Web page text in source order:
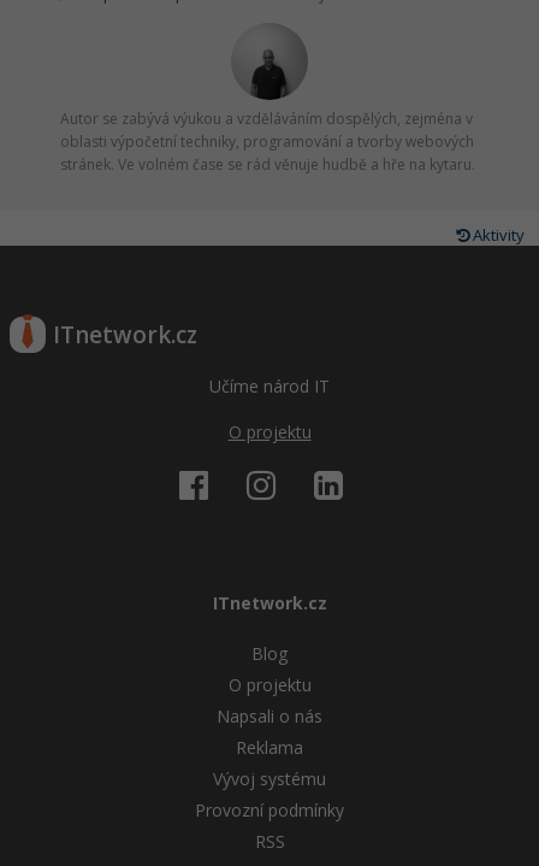
Autor se zabývá výukou a vzděláváním dospělých, zejména v
oblasti výpočetní techniky, programování a tvorby webových
stránek. Ve volném čase se rád věnuje hudbě a hře na kytaru.
Aktivity
ITnetwork.cz
Učíme národ IT
O projektu
ITnetwork.cz
Blog
O projektu
Napsali o nás
Reklama
Vývoj systému
Provozní podmínky
RSS